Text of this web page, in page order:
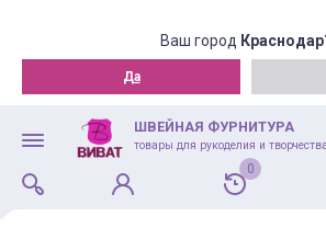
Ваш город Краснодар
Да
ШВЕЙНАЯ ФУРНИТУРА
товары для рукоделия и творчества
0